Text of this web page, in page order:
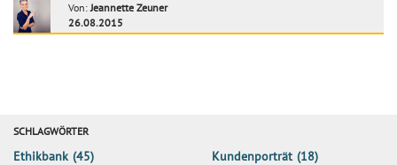
Von:Jeannette Zeuner
26.08.2015
SCHLAGWÖRTER
Ethikbank (45) Kundenporträt (18)